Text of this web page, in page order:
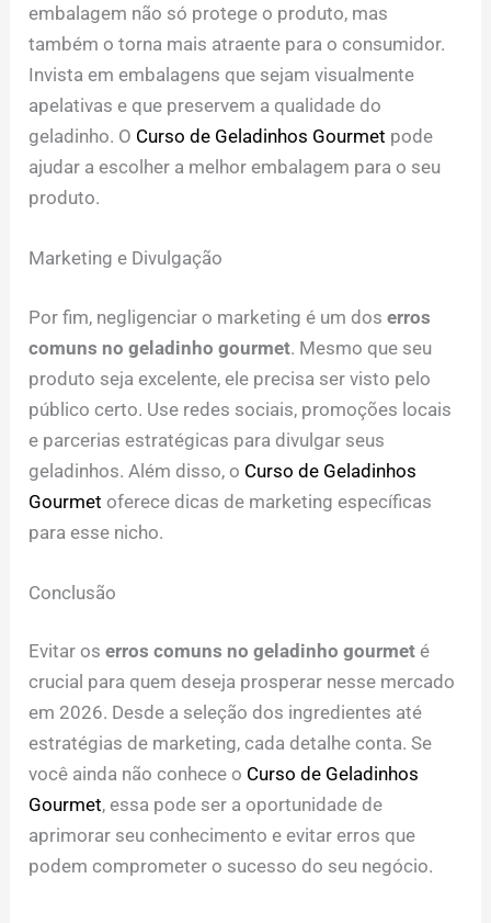
embalagem não só protege o produto, mas
também o torna mais atraente para o consumidor.
Invista em embalagens que sejam visualmente
apelativas e que preservem a qualidade do
geladinho. O Curso de Geladinhos Gourmet pode
ajudar a escolher a melhor embalagem para o seu
produto.
Marketing e Divulgação
Por fim, negligenciar o marketing é um doserros
comuns no geladinho gourmet. Mesmo que seu
produto seja excelente, ele precisa ser visto pelo
público certo. Use redes sociais, promoções locais
e parcerias estratégicas para divulgar seus
geladinhos. Além disso, o Curso de Geladinhos
Gourmet oferece dicas de marketing específicas
para esse nicho.
Conclusão
Evitar oserros comuns no geladinho gourmet é
crucial para quem deseja prosperar nesse mercado
em 2026. Desde a seleção dos ingredientes até
estratégias de marketing, cada detalhe conta. Se
você ainda não conhece o Curso de Geladinhos
Gourmet, essa pode ser a oportunidade de
aprimorar seu conhecimento e evitar erros que
podem comprometer o sucesso do seu negócio.